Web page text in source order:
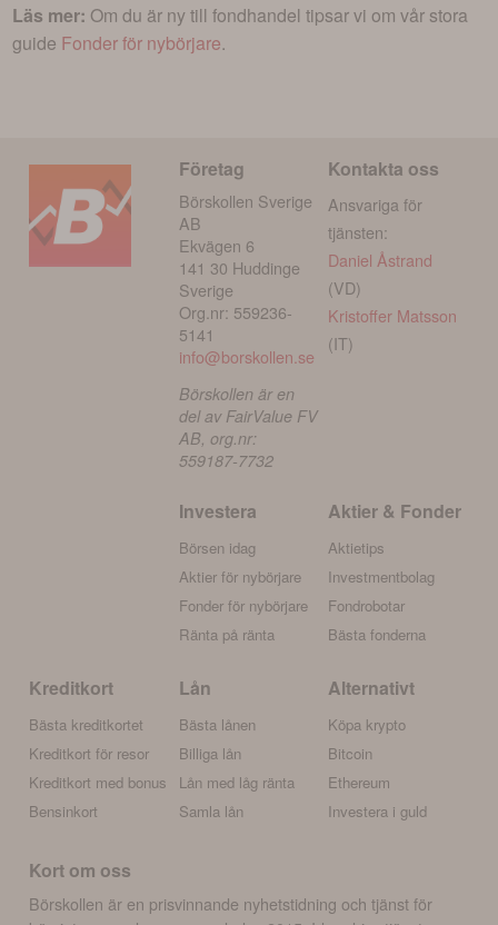
Läs mer: Om du är ny till fondhandel tipsar vi om vår stora
guide Fonder för nybörjare.
Företag
Börskollen Sverige
AB
Ekvägen 6
141 30 Huddinge
Sverige
Org.nr: 559236-
5141
info@borskollen.se
Börskollen är en
del av FairValue FV
AB, org.nr:
559187-7732
Kontakta oss
Ansvariga för
tjänsten:
Daniel Åstrand
(VD)
Kristoffer Matsson
(IT)
Investera
Börsen idag
Aktier för nybörjare
Fonder för nybörjare
Ränta på ränta
Aktier & Fonder
Aktietips
Investmentbolag
Fondrobotar
Bästa fonderna
Kreditkort
Bästa kreditkortet
Kreditkort för resor
Kreditkort med bonus
Bensinkort
Lån
Bästa lånen
Billiga lån
Lån med låg ränta
Samla lån
Alternativt
Köpa krypto
Bitcoin
Ethereum
Investera i guld
Kort om oss
Börskollen är en prisvinnande nyhetstidning och tjänst för